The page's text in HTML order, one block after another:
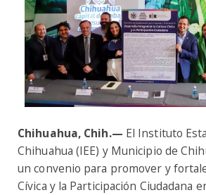
Chihuahua, Chih.— El Instituto
Chihuahua (IEE) y Municipio de
un convenio para promover y
Cívica y la Participación Ciudadana